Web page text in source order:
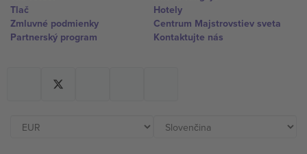
Tlač
Zmluvné podmienky
Partnerský program
Hotely
Centrum Majstrovstiev sveta
Kontaktujte nás